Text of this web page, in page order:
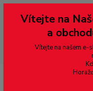
--- pro zákazníky ze
přepněte si e-shop na euro
dobírky – pokud si z
domluvě zaslána znovu s
případě bude zrušena a
Vítejte na
a
Vítejte na našem e-